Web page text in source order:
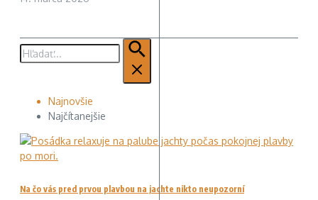
Hľadať:
Najnovšie
Najčítanejšie
Na čo vás pred prvou plavbou na jachte nikto neupozorní